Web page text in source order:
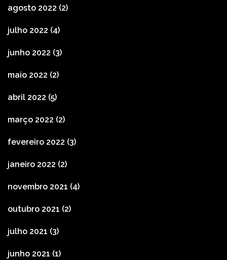
agosto 2022 (2)
julho 2022 (4)
junho 2022 (3)
maio 2022 (2)
abril 2022 (5)
março 2022 (2)
fevereiro 2022 (3)
janeiro 2022 (2)
novembro 2021 (4)
outubro 2021 (2)
julho 2021 (3)
junho 2021 (1)